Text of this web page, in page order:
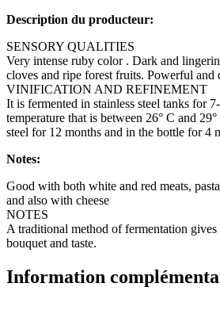
Description du producteur:
SENSORY QUALITIES
Very intense ruby color . Dark and
cloves and ripe forest fruits. Powerful and
VINIFICATION AND REFINEMENT
It is fermented in stainless steel tanks for
temperature that is between 26° C and
steel for 12 months and in the bottle for 4
Notes:
Good with both white and red meats,
and also with cheese
NOTES
A traditional method of fermentation
bouquet and taste.
Information